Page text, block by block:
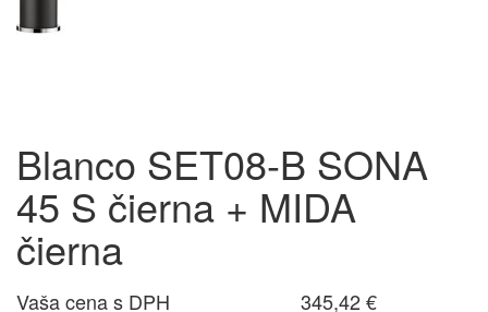
Blanco SET08-B SONA
45 S čierna + MIDA
čierna
Vaša cena s DPH
345,42 €